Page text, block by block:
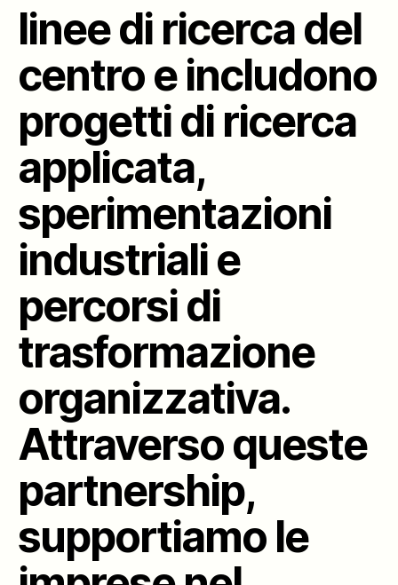
linee di ricerca del
centro e includono
progetti di ricerca
applicata,
sperimentazioni
industriali e
percorsi di
trasformazione
organizzativa.
Attraverso queste
partnership,
supportiamo le